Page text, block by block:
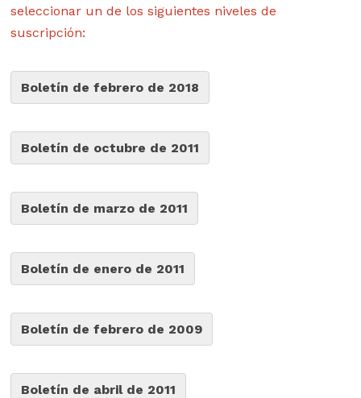
seleccionar un de los siguientes niveles de
suscripción:
Boletín de febrero de 2018
Boletín de octubre de 2011
Boletín de marzo de 2011
Boletín de enero de 2011
Boletín de febrero de 2009
Boletín de abril de 2011